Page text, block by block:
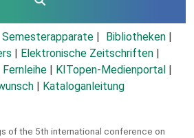
Semesterapparate
Bibliotheken
Elektronische Zeitschriften
Fernleihe KITopen-Medienportal
Kataloganleitung
of the 5th international conference on